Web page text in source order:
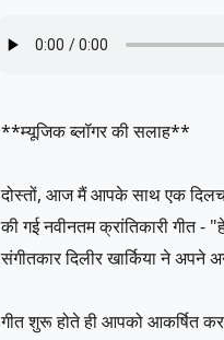
**म्यूजिक ब्लॉगर की सलाह**
दोस्तों, आज मैं आपके साथ एक
की गई नवीनतम क्रांतिकारी गीत -
संगीतकार दिलीर खार्किया ने
गीत शुरू होते ही आपको आकर्षित